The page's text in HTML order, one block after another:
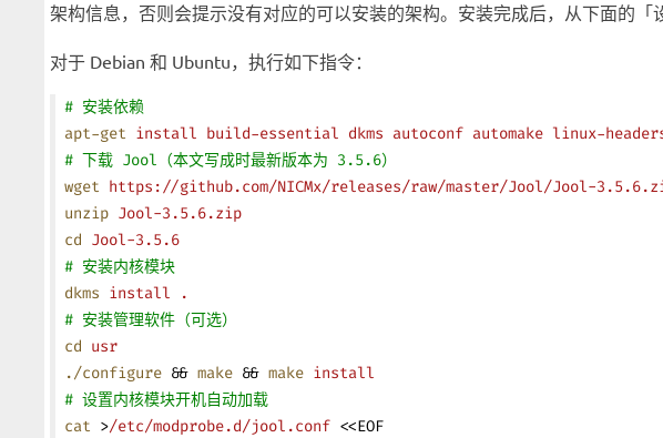
架构信息，否则会提示没有对应的可以安装的架构。安装完成后，从下面的「
对于 Debian 和 Ubuntu，执行如下指令：
# 安装依赖
apt-get install build-essential dkms autoconf automake linux-
# 下载 Jool（本文写成时最新版本为 3.5.6）
wget https://github.com/NICMx/releases/raw/master/Jool/Jool-
unzip Jool-3.5.6.zip
cd Jool-3.5.6
# 安装内核模块
dkms install .
# 安装管理软件（可选）
cd usr
./configure && make && make install
# 设置内核模块开机自动加载
cat >/etc/modprobe.d/jool.conf <<EOF